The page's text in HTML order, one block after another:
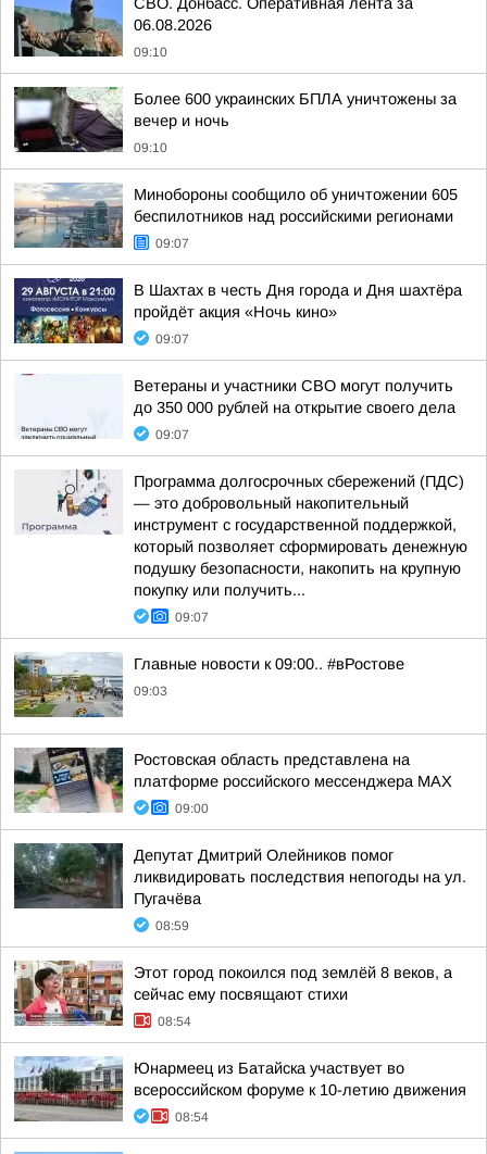
06.08.2026
09:10
Более 600 украинских БПЛА уничтожены за
вечер и ночь
09:10
Минобороны сообщило об уничтожении 605
беспилотников над российскими регионами
09:07
В Шахтах в честь Дня города и Дня шахтёра
пройдёт акция «Ночь кино»
09:07
Ветераны и участники СВО могут получить
до 350 000 рублей на открытие своего дела
09:07
Программа долгосрочных сбережений (ПДС)
— это добровольный накопительный
инструмент с государственной поддержкой,
который позволяет сформировать денежную
подушку безопасности, накопить на крупную
покупку или получить...
09:07
Главные новости к 09:00.. #вРостове
09:03
Ростовская область представлена на
платформе российского мессенджера МАХ
09:00
Депутат Дмитрий Олейников помог
ликвидировать последствия непогоды на ул.
Пугачёва
08:59
Этот город покоился под землёй 8 веков, а
сейчас ему посвящают стихи
08:54
Юнармеец из Батайска участвует во
всероссийском форуме к 10-летию движения
08:54